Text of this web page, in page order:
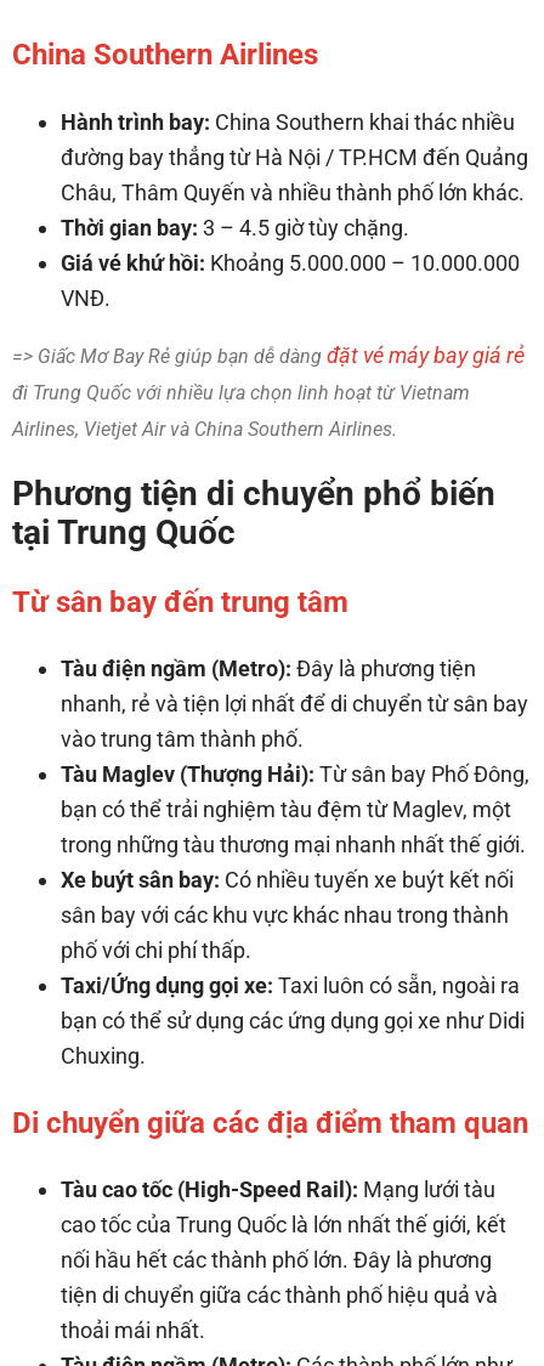
China Southern Airlines
Hành trình bay: China Southern khai thác nhiều
đường bay thẳng từ Hà Nội / TP.HCM đến Quảng
Châu, Thâm Quyến và nhiều thành phố lớn khác.
Thời gian bay: 3 – 4.5 giờ tùy chặng.
Giá vé khứ hồi: Khoảng 5.000.000 – 10.000.000
VNĐ.
=> Giấc Mơ Bay Rẻ giúp bạn dễ dàng đặt vé máy bay giá rẻ
đi Trung Quốc với nhiều lựa chọn linh hoạt từ Vietnam
Airlines, Vietjet Air và China Southern Airlines.
Phương tiện di chuyển phổ biến
tại Trung Quốc
Từ sân bay đến trung tâm
Tàu điện ngầm (Metro): Đây là phương tiện
nhanh, rẻ và tiện lợi nhất để di chuyển từ sân bay
vào trung tâm thành phố.
Tàu Maglev (Thượng Hải): Từ sân bay Phố Đông,
bạn có thể trải nghiệm tàu đệm từ Maglev, một
trong những tàu thương mại nhanh nhất thế giới.
Xe buýt sân bay: Có nhiều tuyến xe buýt kết nối
sân bay với các khu vực khác nhau trong thành
phố với chi phí thấp.
Taxi/Ứng dụng gọi xe: Taxi luôn có sẵn, ngoài ra
bạn có thể sử dụng các ứng dụng gọi xe như Didi
Chuxing.
Di chuyển giữa các địa điểm tham quan
Tàu cao tốc (High-Speed Rail): Mạng lưới tàu
cao tốc của Trung Quốc là lớn nhất thế giới, kết
nối hầu hết các thành phố lớn. Đây là phương
tiện di chuyển giữa các thành phố hiệu quả và
thoải mái nhất.